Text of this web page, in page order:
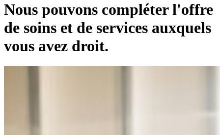
Nous pouvons compléter l'offre
de soins et de services auxquels
vous avez droit.